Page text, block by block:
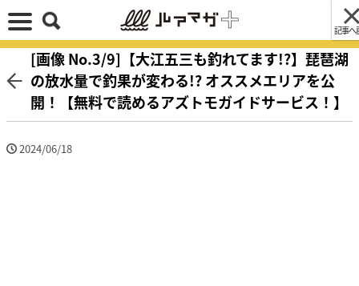
記事へ
[画像 No.3/9]【大江五三も釣れてます!?】琵琶湖
の放水量で釣果が変わる!? オススメエリアを公
開！【無料で読めるアズトモガイドサービス！】
2024/06/18